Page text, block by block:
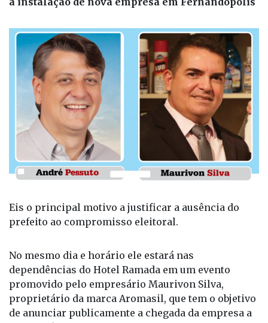
No mesmo horário, André e Maurivon anunciam
Eis o principal motivo a justificar a ausência do
No mesmo dia e horário ele estará nas
dependências do Hotel Ramada em um evento
promovido pelo empresário Maurivon Silva,
proprietário da marca Aromasil, que tem o objetivo